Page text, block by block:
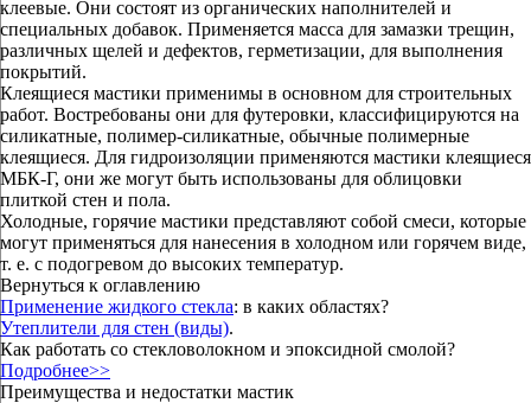
клеевые. Они состоят из органических наполнителей и
специальных добавок. Применяется масса для замазки трещин,
различных щелей и дефектов, герметизации, для выполнения
покрытий.
Клеящиеся мастики применимы в основном для строительных
работ. Востребованы они для футеровки, классифицируются на
силикатные, полимер-силикатные, обычные полимерные
клеящиеся. Для гидроизоляции применяются мастики клеящиеся
МБК-Г, они же могут быть использованы для облицовки
плиткой стен и пола.
Холодные, горячие мастики представляют собой смеси, которые
могут применяться для нанесения в холодном или горячем виде,
т. е. с подогревом до высоких температур.
Вернуться к оглавлению
Применение жидкого стекла: в каких областях?
Утеплители для стен (виды).
Как работать со стекловолокном и эпоксидной смолой?
Подробнее>>
Преимущества и недостатки мастик